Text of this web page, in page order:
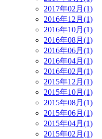
2017年02月(1)
2016年12月(1)
2016年10月(1)
2016年08月(1)
2016年06月(1)
2016年04月(1)
2016年02月(1)
2015年12月(1)
2015年10月(1)
2015年08月(1)
2015年06月(1)
2015年04月(1)
2015年02月(1)